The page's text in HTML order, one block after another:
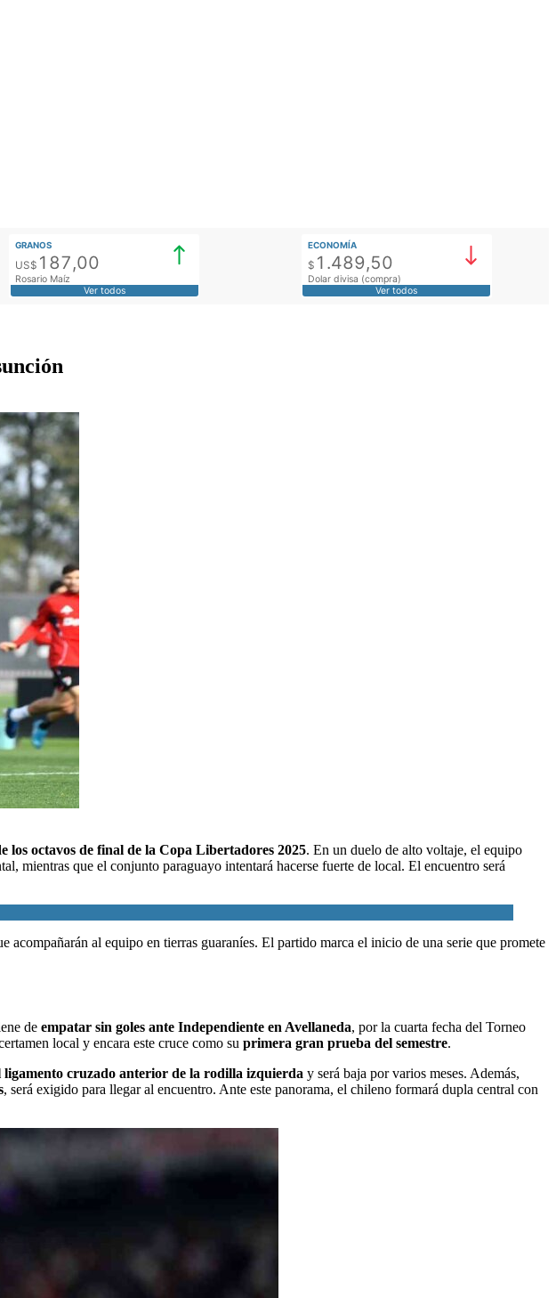
GRANOS
US$ 187,00
Rosario Maíz
Ver todos
ECONOMÍA
$ 1.489,50
Dolar divisa (compra)
Ver todos
los octavos de final de la Copa Libertadores 2025. En un duelo de alto voltaje, el equipo
mientras que el conjunto paraguayo intentará hacerse fuerte de local. El encuentro será
acompañarán al equipo en tierras guaraníes. El partido marca el inicio de una serie que promete
de empatar sin goles ante Independiente en Avellaneda, por la cuarta fecha del Torneo
local y encara este cruce como su primera gran prueba del semestre.
cruzado anterior de la rodilla izquierda y será baja por varios meses. Además,
, será exigido para llegar al encuentro. Ante este panorama, el chileno formará dupla central con